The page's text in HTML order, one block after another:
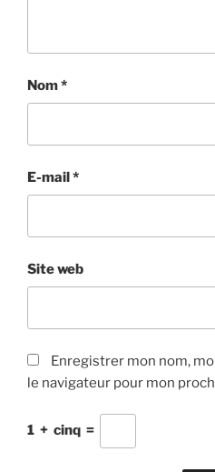
Nom*
E-mail*
Site web
Enregistrer mon nom,
le navigateur pour mon
1 + cinq =